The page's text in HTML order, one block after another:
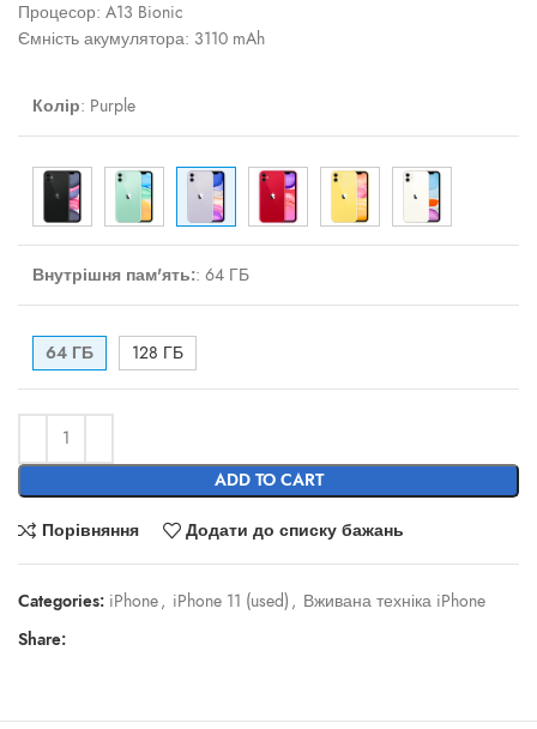
Процесор: A13 Bionic
Ємність акумулятора: 3110 mAh
Колір: Purple
Внутрішня пам'ять:: 64 ГБ
64 ГБ 128 ГБ
ADD TO CART
Порівняння Додати до списку бажань
Categories: iPhone, iPhone 11 (used) , Вживана техніка iPhone
Share: